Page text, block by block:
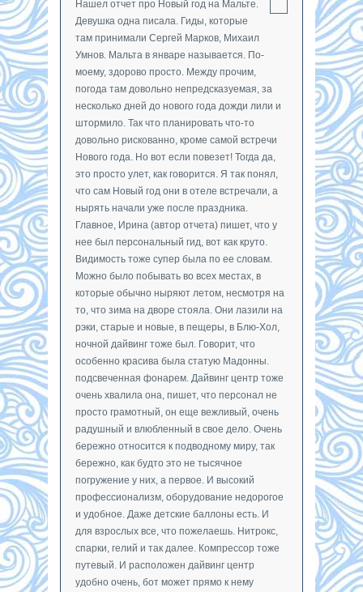
Нашел отчет про Новый год на Мальте.
Девушка одна писала. Гиды, которые
там принимали Сергей Марков, Михаил
Умнов. Мальта в январе называется. По-
моему, здорово просто. Между прочим,
погода там довольно непредсказуемая, за
несколько дней до нового года дожди лили и
штормило. Так что планировать что-то
довольно рискованно, кроме самой встречи
Нового года. Но вот если повезет! Тогда да,
это просто улет, как говорится. Я так понял,
что сам Новый год они в отеле встречали, а
нырять начали уже после праздника.
Главное, Ирина (автор отчета) пишет, что у
нее был персональный гид, вот как круто.
Видимость тоже супер была по ее словам.
Можно было побывать во всех местах, в
которые обычно ныряют летом, несмотря на
то, что зима на дворе стояла. Они лазили на
рэки, старые и новые, в пещеры, в Блю-Хол,
ночной дайвинг тоже был. Говорит, что
особенно красива была статую Мадонны.
подсвеченная фонарем. Дайвинг центр тоже
очень хвалила она, пишет, что персонал не
просто грамотный, он еще вежливый, очень
радушный и влюбленный в свое дело. Очень
бережно относится к подводному миру, так
бережно, как будто это не тысячное
погружение у них, а первое. И высокий
профессионализм, оборудование недорогое
и удобное. Даже детские баллоны есть. И
для взрослых все, что пожелаешь. Нитрокс,
спарки, гелий и так далее. Компрессор тоже
путевый. И расположен дайвинг центр
удобно очень, бот может прямо к нему